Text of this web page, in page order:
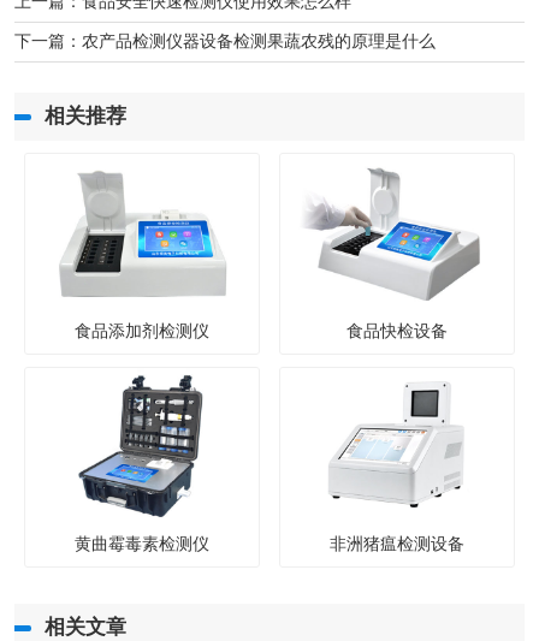
下一篇： 农产品检测仪器设备检测果蔬农残的原理是什么
相关推荐
食品添加剂检测仪 食品快检设备
黄曲霉毒素检测仪 非洲猪瘟检测设备
相关文章